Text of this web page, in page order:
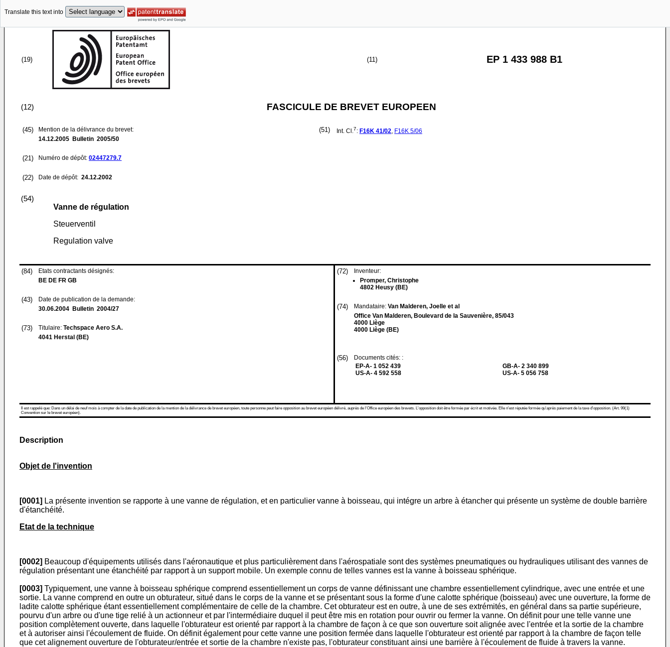
Translate this text into
(19) (11) EP 1 433 988 B1
(12) FASCICULE DE BREVET EUROPEEN
(45)
Mention de la délivrance du brevet:
14.12.2005 Bulletin 2005/50
(21) Numéro de dépôt: 02447279.7
(22) Date de dépôt: 24.12.2002
(51) Int. Cl.7: F16K 41/02, F16K 5/06
(54)
Vanne de régulation
Steuerventil
Regulation valve
(84)
Etats contractants désignés:
BE DE FR GB
(43)
Date de publication de la demande:
30.06.2004 Bulletin 2004/27
(73) Titulaire: Techspace Aero S.A.
4041 Herstal (BE)
(72)
Inventeur:
Promper, Christophe
4802 Heusy (BE)
(74) Mandataire: Van Malderen, Joelle et al
Office Van Malderen, Boulevard de la Sauvenière, 85/043
4000 Liège
4000 Liège (BE)
(56)
Documents cités: :
EP-A- 1 052 439
US-A- 4 592 558
GB-A- 2 340 899
US-A- 5 056 758
Il est rappelé que: Dans un délai de neuf mois à compter de la date de publication de la mention de la délivrance de brevet européen, toute personne peut faire opposition au brevet européen délivré, auprès de l'Office européen des brevets. L'opposition doit être formée par écrit et motivée. Elle n'est réputée formée qu'après paiement de la taxe d'opposition. (Art. 99(1)
Convention sur le brevet européen).
Description
Objet de l'invention
[0001] La présente invention se rapporte à une vanne de régulation, et en particulier vanne à boisseau, qui intégre un arbre à étancher qui présente un système de double barrière
d'étanchéité.
Etat de la technique
[0002] Beaucoup d'équipements utilisés dans l'aéronautique et plus particulièrement dans l'aérospatiale sont des systèmes pneumatiques ou hydrauliques utilisant des vannes de
régulation présentant une étanchéité par rapport à un support mobile. Un exemple connu de telles vannes est la vanne à boisseau sphérique.
[0003] Typiquement, une vanne à boisseau sphérique comprend essentiellement un corps de vanne définissant une chambre essentiellement cylindrique, avec une entrée et une
sortie. La vanne comprend en outre un obturateur, situé dans le corps de la vanne et se présentant sous la forme d'une calotte sphérique (boisseau) avec une ouverture, la forme de
ladite calotte sphérique étant essentiellement complémentaire de celle de la chambre. Cet obturateur est en outre, à une de ses extrémités, en général dans sa partie supérieure,
pourvu d'un arbre ou d'une tige relié à un actionneur et par l'intermédiaire duquel il peut être mis en rotation pour ouvrir ou fermer la vanne. On définit pour une telle vanne une
position complètement ouverte, dans laquelle l'obturateur est orienté par rapport à la chambre de façon à ce que son ouverture soit alignée avec l'entrée et la sortie de la chambre
et à autoriser ainsi l'écoulement de fluide. On définit également pour cette vanne une position fermée dans laquelle l'obturateur est orienté par rapport à la chambre de façon telle
que cet alignement ouverture de l'obturateur/entrée et sortie de la chambre n'existe pas, l'obturateur constituant ainsi une barrière à l'écoulement de fluide à travers la vanne.